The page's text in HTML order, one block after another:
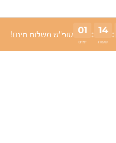
01
ימים
: 14
שעות
: סופ"ש משלוח חינם!